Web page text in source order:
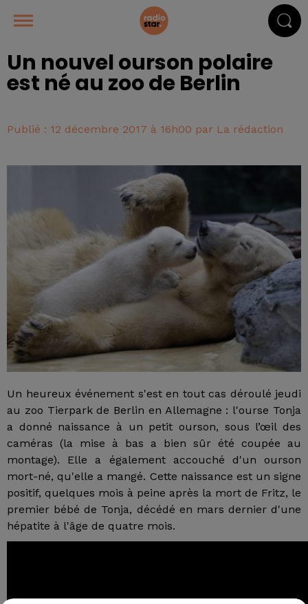
Un nouvel ourson polaire
est né au zoo de Berlin
Publié : 12 décembre 2017 à 16h00 par La rédaction
Un heureux événement s'est en tout cas déroulé jeudi
au zoo Tierpark de Berlin en Allemagne : l'ourse Tonja
a donné naissance à un petit ourson, sous l’œil des
caméras (la mise à bas a bien sûr été coupée au
montage). Elle a également accouché d'un ourson
mort-né, qu'elle a mangé. Cette naissance est un signe
positif, quelques mois à peine après la mort de Fritz, le
premier bébé de Tonja, décédé en mars dernier d'une
hépatite à l'âge de quatre mois.